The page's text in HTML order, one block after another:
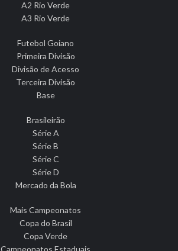
A2 Rio Verde
A3 Rio Verde
Futebol Goiano
Primeira Divisão
Divisão de Acesso
Terceira Divisão
Base
Brasileirão
Série A
Série B
Série C
Série D
Mercado da Bola
Mais Campeonatos
Copa do Brasil
Copa Verde